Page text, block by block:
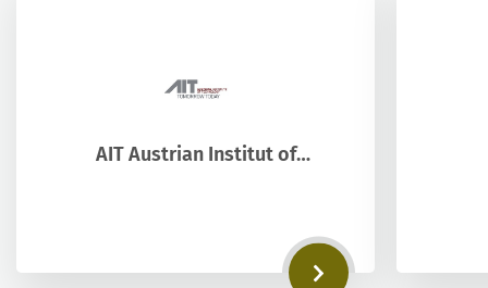
AIT Austrian Institut of